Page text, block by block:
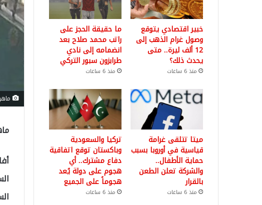
خبير اقتصادي يتوقع
وصول غرام الذهب إلى
12 ألف ليرة.. متى
يحدث ذلك؟
منذ 6 ساعات
ما حقيقة الحجز على
راتب محمد صلاح بعد
انضمامه إلى نادي
طرابزون سبور التركي
منذ 6 ساعات
ميتا تتلقى غرامة
قياسية في أوروبا بسبب
حماية الأطفال..
والشركة تعلن الطعن
بالقرار
منذ 6 ساعات
تركيا والسعودية
وباكستان توقع اتفاقية
دفاع مشترك.. أي
هجوم على دولة يُعد
هجوماً على الجميع
منذ 6 ساعات